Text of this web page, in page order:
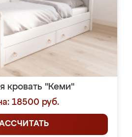
кровать "Кеми"
18500 руб.